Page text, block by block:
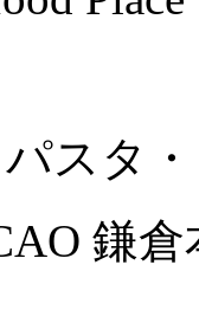
スタ
鎌倉